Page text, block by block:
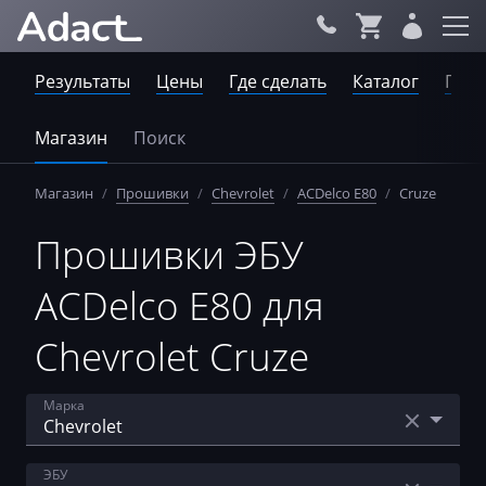
Результаты Цены Где сделать Каталог
Магазин Поиск
Магазин / Прошивки / Chevrolet / ACDelco E80 / Cruze
Прошивки ЭБУ
ACDelco E80 для
Chevrolet Cruze
Марка
Acura
ЭБУ